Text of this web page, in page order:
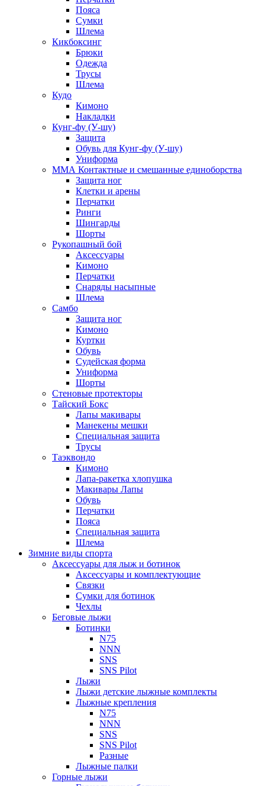
Пояса
Сумки
Шлема
Кикбоксинг
Брюки
Одежда
Трусы
Шлема
Кудо
Кимоно
Накладки
Кунг-фу (У-шу)
Защита
Обувь для Кунг-фу (У-шу)
Униформа
ММА Контактные и смешанные единоборства
Защита ног
Клетки и арены
Перчатки
Ринги
Шингарды
Шорты
Рукопашный бой
Аксессуары
Кимоно
Перчатки
Снаряды насыпные
Шлема
Самбо
Защита ног
Кимоно
Куртки
Обувь
Судейская форма
Униформа
Шорты
Стеновые протекторы
Тайский Бокс
Лапы макивары
Манекены мешки
Специальная защита
Трусы
Таэквондо
Кимоно
Лапа-ракетка хлопушка
Макивары Лапы
Обувь
Перчатки
Пояса
Специальная защита
Шлема
Зимние виды спорта
Аксессуары для лыж и ботинок
Аксессуары и комплектующие
Связки
Сумки для ботинок
Чехлы
Беговые лыжи
Ботинки
N75
NNN
SNS
SNS Pilot
Лыжи
Лыжи детские лыжные комплекты
Лыжные крепления
N75
NNN
SNS
SNS Pilot
Разные
Лыжные палки
Горные лыжи